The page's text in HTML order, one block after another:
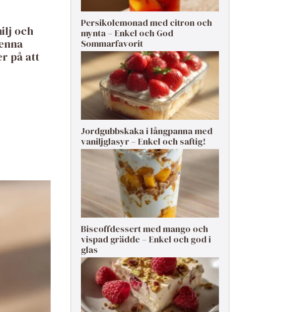
och
på att
Persikolemonad med citron och
mynta – Enkel och God
Sommarfavorit
Jordgubbskaka i långpanna med
vaniljglasyr – Enkel och saftig!
Biscoffdessert med mango och
vispad grädde – Enkel och god i
glas